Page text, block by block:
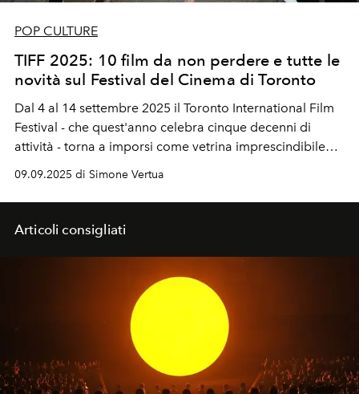
POP CULTURE
TIFF 2025: 10 film da non perdere e tutte le
novità sul Festival del Cinema di Toronto
Dal 4 al 14 settembre 2025 il Toronto International Film
Festival - che quest'anno celebra cinque decenni di
attività - torna a imporsi come vetrina imprescindibile
del cinema indipendente e crocevia privilegiato verso la
09.09.2025 di Simone Vertua
Articoli consigliati